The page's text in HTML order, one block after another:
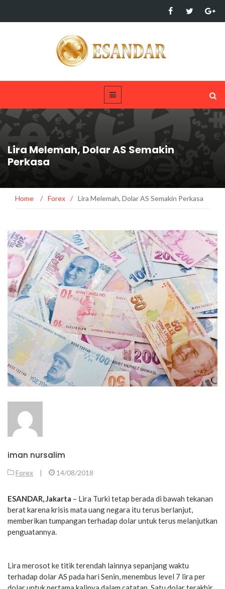
Lira Melemah, Dolar AS Semakin
Perkasa
Home / Forex / Lira Melemah, Dolar AS Semakin Perkasa
iman nursalim
Forex | 14/08/2018
ESANDAR, Jakarta – Lira Turki tetap berada di bawah tekanan
berat karena krisis mata uang negara itu terus berlanjut,
memberikan tumpangan terhadap dolar untuk terus melanjutkan
penguatannya.
Lira merosot ke titik terendah lainnya sepanjang waktu
terhadap dolar AS pada hari Senin, menembus level 7 lira per